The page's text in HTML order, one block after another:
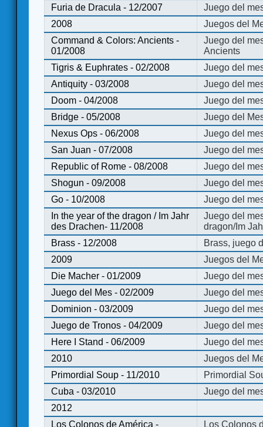
Furia de Dracula - 12/2007
Juego del
2008
Juegos del
Command & Colors: Ancients -
01/2008
Juego del
Ancients
Tigris & Euphrates - 02/2008
Juego del
Antiquity - 03/2008
Juego del
Doom - 04/2008
Juego del
Bridge - 05/2008
Juego del
Nexus Ops - 06/2008
Juego del
San Juan - 07/2008
Juego del
Republic of Rome - 08/2008
Juego del
Shogun - 09/2008
Juego del
Go - 10/2008
Juego del
In the year of the dragon / Im Jahr
des Drachen- 11/2008
Juego del
dragon/Im
Brass - 12/2008
Brass, juego
2009
Juegos del
Die Macher - 01/2009
Juego del
Juego del Mes - 02/2009
Juego del
Dominion - 03/2009
Juego del
Juego de Tronos - 04/2009
Juego del
Here I Stand - 06/2009
Juego del
2010
Juegos del
Primordial Soup - 11/2010
Primordial
Cuba - 03/2010
Juego del
2012
Los Colonos de América -
Los Colonos